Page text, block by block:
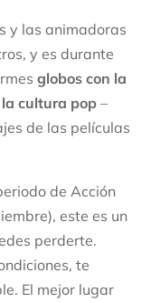
y las animadoras
y es durante
globos con la
cultura pop–
de las películas
de Acción
este es un
perderte.
te
El mejor lugar